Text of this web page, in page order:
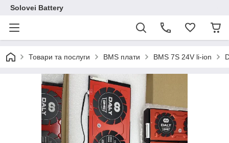
Solovei Battery
Товари та послуги BMS плати BMS 7S 24V li-ion